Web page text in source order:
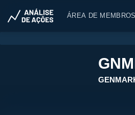
ÁREA DE MEMBROS